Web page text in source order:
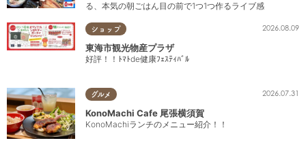
る、本気の朝ごはん目の前で1つ1つ作るライブ感
ショップ 2026.08.09
東海市観光物産プラザ
好評！！ﾄﾏﾄde健康ﾌｪｽﾃｨﾊﾞﾙ
グルメ 2026.07.31
KonoMachi Cafe 尾張横須賀
KonoMachiランチのメニュー紹介！！